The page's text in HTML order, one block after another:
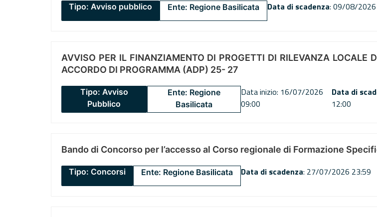
Tipo: Avviso pubblico Ente: Regione Basilicata Data di scadenza: 09/08/2026
AVVISO PER IL FINANZIAMENTO DI PROGETTI DI RILEVANZA
ACCORDO DI PROGRAMMA (ADP) 25- 27
Tipo: Avviso
Pubblico
Ente: Regione
Basilicata
Data inizio: 16/07/2026
09:00
Data di
12:00
Bando di Concorso per l’accesso al Corso regionale di Formazione
Tipo: Concorsi Ente: Regione Basilicata Data di scadenza: 27/07/2026 23:59